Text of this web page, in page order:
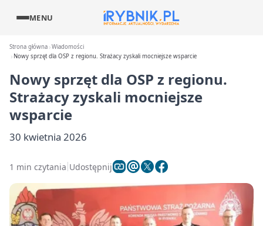
MENU
Strona główna Wiadomości
Nowy sprzęt dla OSP z regionu. Strażacy zyskali mocniejsze wsparcie
Nowy sprzęt dla OSP z regionu.
Strażacy zyskali mocniejsze
wsparcie
30 kwietnia 2026
1 min czytania Udostępnij